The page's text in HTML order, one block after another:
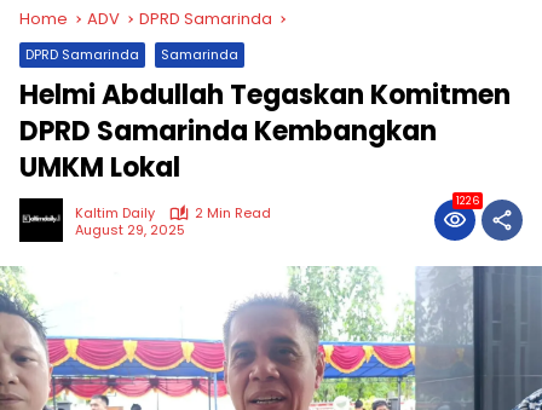
Home ADV DPRD Samarinda
DPRD Samarinda Samarinda
Helmi Abdullah Tegaskan Komitmen
DPRD Samarinda Kembangkan
UMKM Lokal
Kaltim Daily
2 Min Read
August 29, 2025
1226